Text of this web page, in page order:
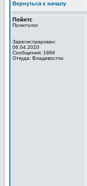
Вернуться к началу
Пойнтс
Политолог
Зарегистрирован:
06.04.2010
Сообщения: 1866
Откуда: Владивосток